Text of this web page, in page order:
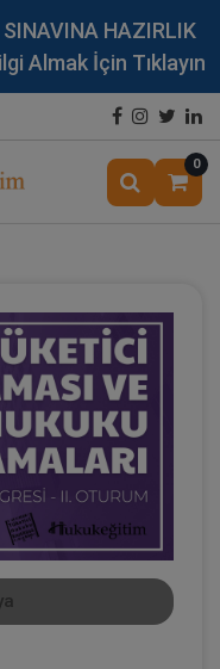
HAZIRLIK
Almak İçin Tıklayın
0